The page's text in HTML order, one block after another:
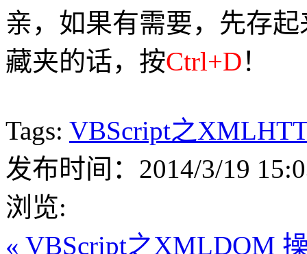
亲，如果有需要，先存
藏夹的话，按Ctrl+D！
Tags: VBScript之
发布时间：2014/3/19
浏览:
« VBScript之XMLDOM